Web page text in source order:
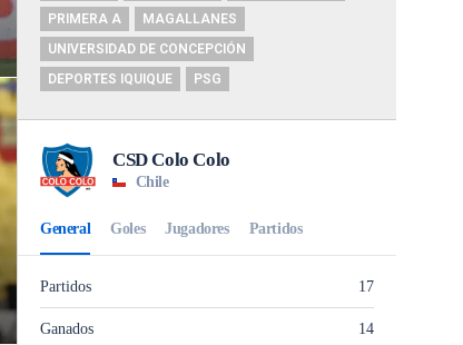
PRIMERA A
MAGALLANES
UNIVERSIDAD DE CONCEPCIÓN
DEPORTES IQUIQUE
PSG